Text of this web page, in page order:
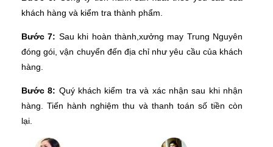
khách hàng và kiểm tra thành phẩm.
Bước 7: Sau khi hoàn thành,xưởng may Trung Nguyên
đóng gói, vận chuyển đến địa chỉ như yêu cầu của khách
hàng.
Bước 8: Quý khách kiểm tra và xác nhận sau khi nhận
hàng. Tiến hành nghiệm thu và thanh toán số tiền còn
lại.